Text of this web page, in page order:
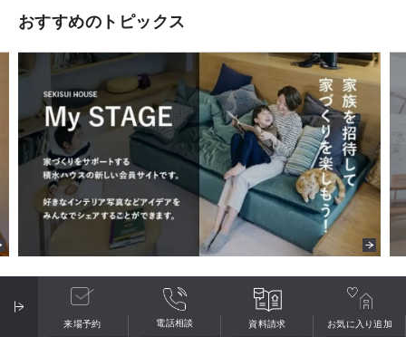
おすすめのトピックス
来場予約 電話相談 資料請求 お気に入り追加